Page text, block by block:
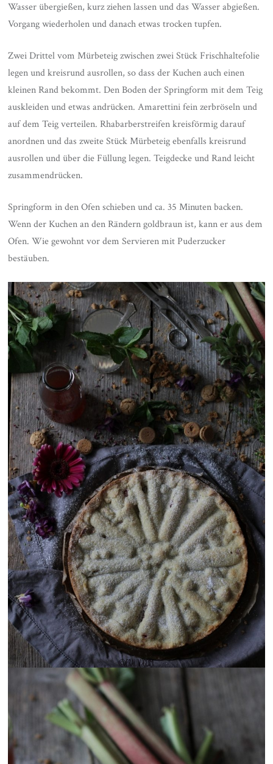
Wasser übergießen, kurz ziehen lassen und das Wasser abgießen.
Vorgang wiederholen und danach etwas trocken tupfen.
Zwei Drittel vom Mürbeteig zwischen zwei Stück Frischhaltefolie
legen und kreisrund ausrollen, so dass der Kuchen auch einen
kleinen Rand bekommt. Den Boden der Springform mit dem Teig
auskleiden und etwas andrücken. Amarettini fein zerbröseln und
auf dem Teig verteilen. Rhabarberstreifen kreisförmig darauf
anordnen und das zweite Stück Mürbeteig ebenfalls kreisrund
ausrollen und über die Füllung legen. Teigdecke und Rand leicht
zusammendrücken.
Springform in den Ofen schieben und ca. 35 Minuten backen.
Wenn der Kuchen an den Rändern goldbraun ist, kann er aus dem
Ofen. Wie gewohnt vor dem Servieren mit Puderzucker
bestäuben.